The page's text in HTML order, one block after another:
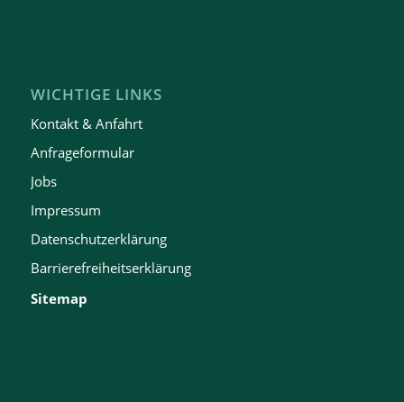
WICHTIGE LINKS
Kontakt & Anfahrt
Anfrageformular
Jobs
Impressum
Datenschutzerklärung
Barrierefreiheitserklärung
Sitemap